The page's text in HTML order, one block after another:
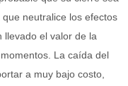
neutralice los efectos
llevado el valor de la
La caída del
a muy bajo costo,